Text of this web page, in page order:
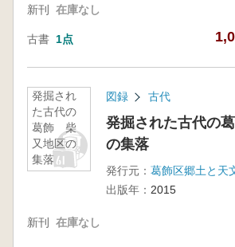
新刊 在庫なし
古書 1点
発掘され
た古代の
葛飾 柴
又地区の
集落
図録 古代
発掘された古代の
の集落
発行元： 葛飾区郷土と天
出版年： 2015
新刊 在庫なし